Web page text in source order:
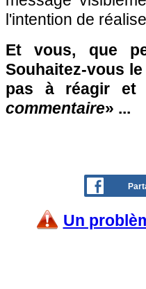
l'intention de
Et vous, que
Souhaitez-vous
pas à réagir et
commentaire» ...
Un